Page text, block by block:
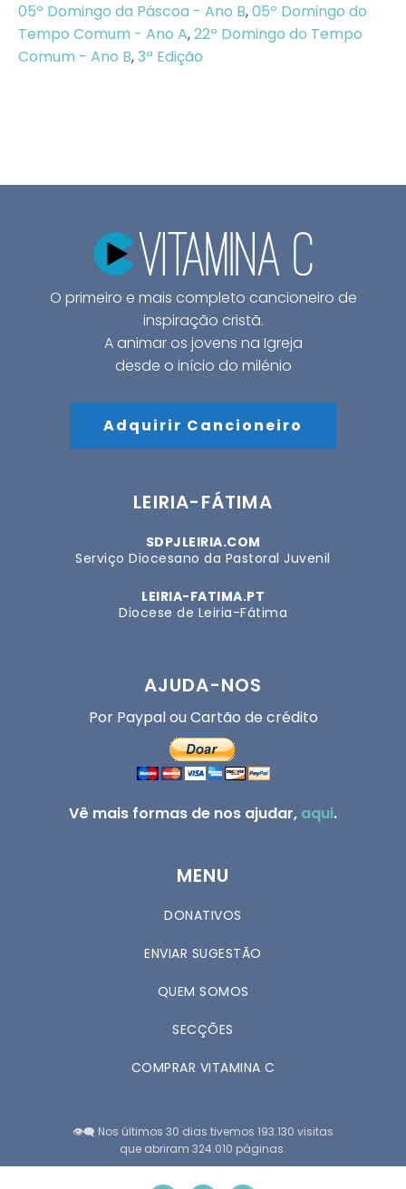
05º Domingo da Páscoa - Ano B,05º Domingo do
Tempo Comum - Ano A,22º Domingo do Tempo
Comum - Ano B,3ª Edição
O primeiro e mais completo cancioneiro de
inspiração cristã.
A animar os jovens na Igreja
desde o início do milénio
Adquirir Cancioneiro
LEIRIA-FÁTIMA
SDPJLEIRIA.COM
Serviço Diocesano da Pastoral Juvenil
LEIRIA-FATIMA.PT
Diocese de Leiria-Fátima
AJUDA-NOS
Por Paypal ou Cartão de crédito
Vê mais formas de nos ajudar, aqui.
MENU
DONATIVOS
ENVIAR SUGESTÃO
QUEM SOMOS
SECÇÕES
COMPRAR VITAMINA C
👁️‍🗨️ Nos últimos 30 dias tivemos 193.130 visitas
que abriram 324.010 páginas.